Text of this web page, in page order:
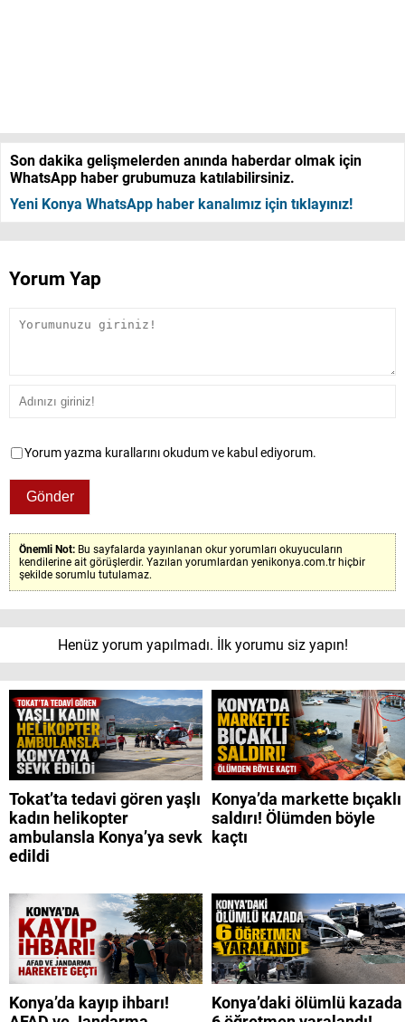
Son dakika gelişmelerden anında haberdar olmak için
WhatsApp haber grubumuza katılabilirsiniz.
Yeni Konya WhatsApp haber kanalımız için tıklayınız!
Yorum Yap
Yorum yazma kurallarını okudum ve kabul ediyorum.
Önemli Not: Bu sayfalarda yayınlanan okur yorumları okuyucuların
kendilerine ait görüşlerdir. Yazılan yorumlardan yenikonya.com.tr hiçbir
şekilde sorumlu tutulamaz.
Henüz yorum yapılmadı. İlk yorumu siz yapın!
Tokat’ta tedavi gören yaşlı
kadın helikopter
ambulansla Konya’ya sevk
edildi
Konya’da markette bıçaklı
saldırı! Ölümden böyle
kaçtı
Konya’da kayıp ihbarı!
Konya’daki ölümlü kazada